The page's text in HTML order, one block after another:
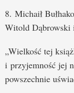
8. Michaił
Witold Dąbrowski
„Wielkość tej
i przyjemność jej
powszechnie